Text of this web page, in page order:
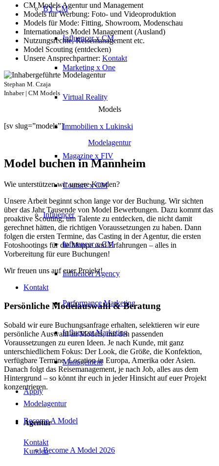
BY CM
Influencer x CM
Marketing x One
Virtual Reality
Immobilien x Lukinski
Magazine x FIV
Couture x CM
Influencer
Influencer x CM
Influencer Agency
Performance Marketing
Influencer Marketing
Management
Apply
Become A Model
Become A Model 2026
CM Models Agentur und Management
Models für Werbung: Foto- und Videoproduktion
Models für Mode: Fitting, Showroom, Modenschau
Internationales Model Management (Ausland)
Nutzungsrechte, Reisemanagement etc.
Model Scouting (entdecken)
Unsere Ansprechpartner: Kontakt
Stephan M. Czaja
Inhaber | CM Models
Models
[sv slug=”models”]
Modelagentur
Model buchen in Mannheim
Wie unterstützen wir unsere Kunden?
Unsere Arbeit beginnt schon lange vor der Buchung. Wir sichten
über das Jahr Tausende von Model Bewerbungen. Dazu kommt das
proaktive Scouting, um Talente zu entdecken, die nicht damit
gerechnet hätten, die richtigen Voraussetzungen zu haben. Dann
folgen die ersten Termine, das Casting in der Agentur, die ersten
Fotoshootings für die Mappe und Erfahrungen – alles in
Vorbereitung für eure Buchungen!
Wir freuen uns auf euer Projekt!
Kontakt
Persönliche Modelauswahl & Beratung
Sobald wir eure Buchungsanfrage erhalten, selektieren wir eure
persönliche Auswahl an Models, mit den passenden
Voraussetzungen zu euren Ideen. Je nach Kunde, mit ganz
unterschiedlichem Fokus: Der Look, die Größe, die Konfektion,
verfügbare Termine, Location in Europa, Amerika oder Asien.
Danach folgt das Reisemanagement, je nach Job, alles aus dem
Hintergrund – so könnt ihr euch in jeder Hinsicht auf euer Projekt
konzentrieren.
Modelagentur
Agentur
Kontakt
Kunden